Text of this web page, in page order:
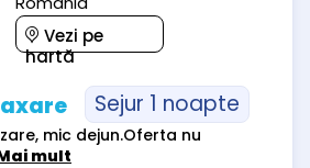
Vezi pe
hartă
Sejur 1 noapte
mic dejun.Oferta nu
mult